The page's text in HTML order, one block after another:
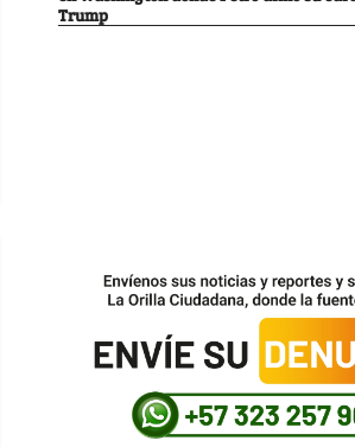
Trump